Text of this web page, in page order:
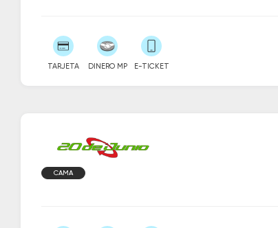
TARJETA DINERO MP E-TICKET
CAMA